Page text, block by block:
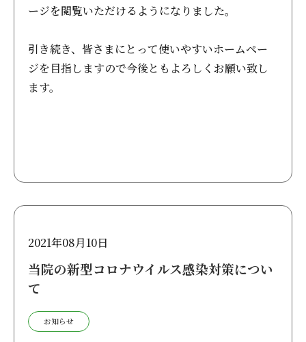
ージを閲覧いただけるようになりました。
引き続き、皆さまにとって使いやすいホームペー
ジを目指しますので今後ともよろしくお願い致し
ます。
2021年08月10日
当院の新型コロナウイルス感染対策につい
て
お知らせ